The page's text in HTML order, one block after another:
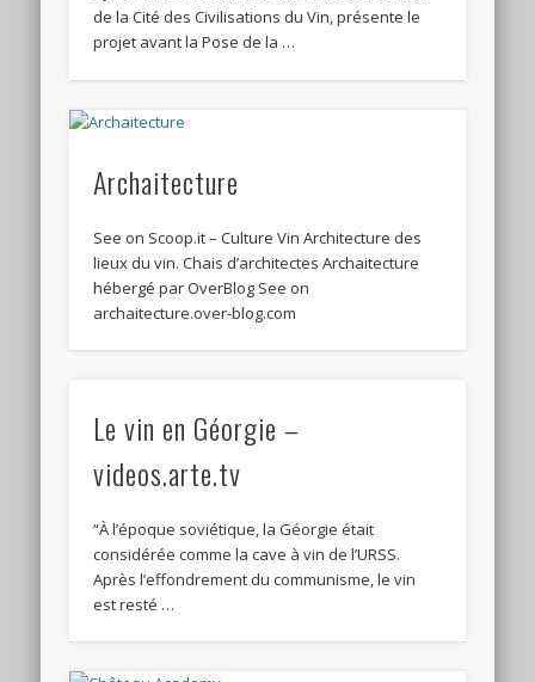
de la Cité des Civilisations du Vin, présente le
projet avant la Pose de la …
Archaitecture
See on Scoop.it – Culture Vin Architecture des
lieux du vin. Chais d’architectes Archaitecture
hébergé par OverBlog See on
archaitecture.over-blog.com
Le vin en Géorgie –
videos.arte.tv
“À l’époque soviétique, la Géorgie était
considérée comme la cave à vin de l’URSS.
Après l’effondrement du communisme, le vin
est resté …